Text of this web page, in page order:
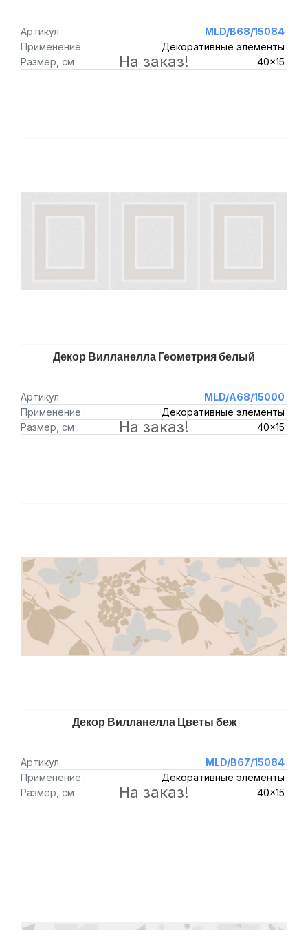
Артикул
MLD/B68/15084
Применение :
Декоративные элементы
Размер, см :
40x15
На заказ!
Декор Вилланелла Геометрия белый
Артикул
MLD/A68/15000
Применение :
Декоративные элементы
Размер, см :
40x15
На заказ!
Декор Вилланелла Цветы беж
Артикул
MLD/B67/15084
Применение :
Декоративные элементы
Размер, см :
40x15
На заказ!